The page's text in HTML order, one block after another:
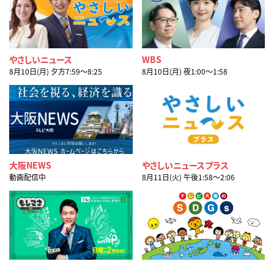
やさしいニュース
8月10日(月) 夕方7:59〜8:25
WBS
8月10日(月) 夜1:00〜1:58
大阪NEWS
動画配信中
やさしいニュースプラス
8月11日(火) 午後1:58〜2:06